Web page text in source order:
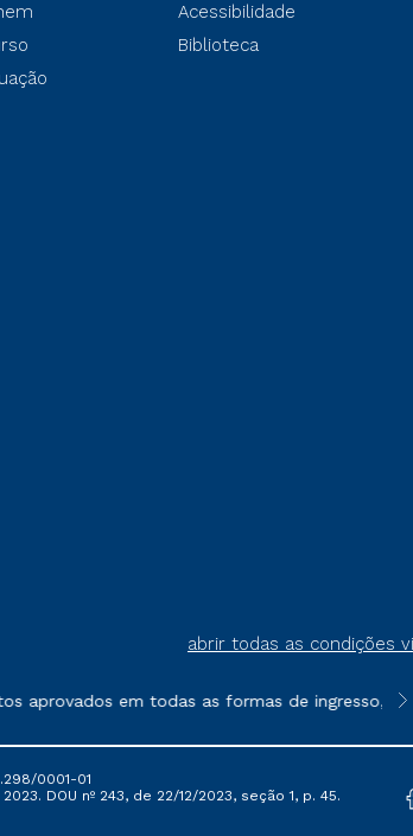
Acessibilidade
Biblioteca
abrir todas as condições
em todas as formas de ingresso,
0001-01
DOU nº 243, de 22/12/2023, seção 1, p. 45.